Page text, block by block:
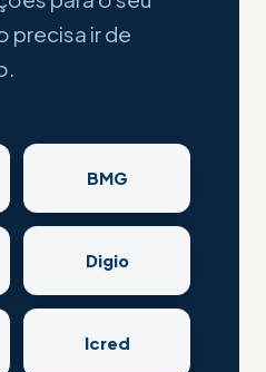
precisa ir de
BMG
Digio
Icred